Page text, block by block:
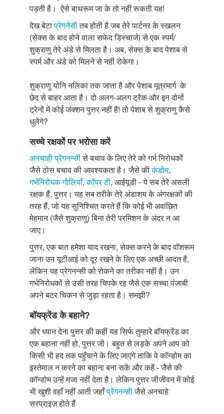
पड़ती है। ऐसे बाथरूम जा के तो नहीं रूकती यह!
देख बेटाप्रेगनेंसीतब होती है जब तेरे पार्टनर के स्खलन
(सेक्स के बाद होने वाला सफेद डिस्चार्ज) से एक स्पर्म/
शुक्राणु तेरे अंडे से मिलता है। अब, सेक्स के बाद पेशाब से
स्पर्म और अंडे को मिलने से नहीं रोकेगा।
शुक्राणु योनि नलिका तक जाता है और पेशाब मूत्रमार्ग के
छेद से बाहर आता है। दो अलग-अलग ट्रैक और इन दोनों
ट्रेनों में कोई जंक्शन पुत्तर नहीं है! तो पेशाब से शुक्राणु कैसे
धुलेंगे?
सच्चे रक्षकों पर भरोसा करें
अनचाही प्रेगनन्सीसे बचाव के लिए तेरे को गर्भ निरोधकों
जैसे ठोस बचाव की आवश्यकता है। जैसे कीकंडोम,
गर्भनिरोधक गोलियाँ,कॉपर टी, आईयूडी - ये सब तेरे असली
रक्षक हैं, पुत्तर। यह सब तरीके तेरे अंडाशय के अंगरक्षकों की
तरह हैं, जो यह सुनिश्चित करते हैं कि कोई भी अवांछित
मेहमान (जैसे शुक्राणु) बिना तेरी परमिशन के अंदर न आ
जाए।
पुत्तर, एक बात हमेशा याद रखना, सेक्स करने के बाद वॉशरूम
जाना उन यूटीआई को दूर रखने के लिए एक अच्छी आदत है,
लेकिन यह प्रेगनन्सी को रोकने का तरीका नहीं है। उन
गर्भनिरोधकों से उसी तरह चिपके रह जैसे एक सच्चा पंजाबी
अपने बटर चिकन से जुड़ा रहता है। समझी?
बॉयफ्रेंड के बहाने?
और ध्यान देना पुत्तर की कहीं यह सिर्फ तुम्हारे बॉयफ्रेंड का
एक बहाना नहीं हो, पुत्तर जी। बहुत से लड़के अपने आप को
किसी भी हद तक पहुँचाने के लिए जाएंगे ताकि वे कॉन्डोम का
इस्तेमाल न करने का बहाना बना सकें और कहें - जैसे की
कॉन्डोम उन्हें मजा नहीं देता है। लेकिन पुत्तर जीजीवन में कोई
भी खुशी वहाँ नहीं आती जहाँप्रेगनन्सीजैसे अनचाहे
सरप्राइज़ होते हैं